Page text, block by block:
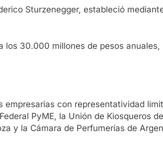
Sturzenegger, estableció
los 30.000 millones de pesos anuales,
con representatividad
PyME, la Unión de Kiosqueros
y la Cámara de Perfumerías de